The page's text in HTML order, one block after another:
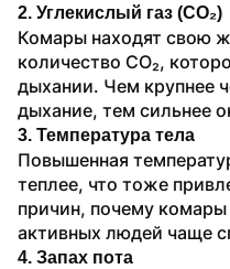
2. Углекислый газ (CO₂)
Комары находят свою
количество CO₂,
дыхании. Чем крупнее
дыхание, тем сильнее
3. Температура тела
Повышенная
теплее, что тоже
причин, почему
активных людей чаще
4. Запах пота